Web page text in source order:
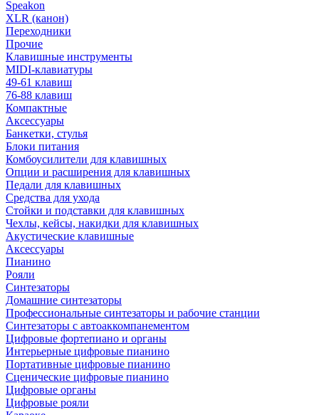
Speakon
XLR (канон)
Переходники
Прочие
Клавишные инструменты
MIDI-клавиатуры
49-61 клавиш
76-88 клавиш
Компактные
Аксессуары
Банкетки, стулья
Блоки питания
Комбоусилители для клавишных
Опции и расширения для клавишных
Педали для клавишных
Средства для ухода
Стойки и подставки для клавишных
Чехлы, кейсы, накидки для клавишных
Акустические клавишные
Аксессуары
Пианино
Рояли
Синтезаторы
Домашние синтезаторы
Профессиональные синтезаторы и рабочие станции
Синтезаторы с автоаккомпанементом
Цифровые фортепиано и органы
Интерьерные цифровые пианино
Портативные цифровые пианино
Сценические цифровые пианино
Цифровые органы
Цифровые рояли